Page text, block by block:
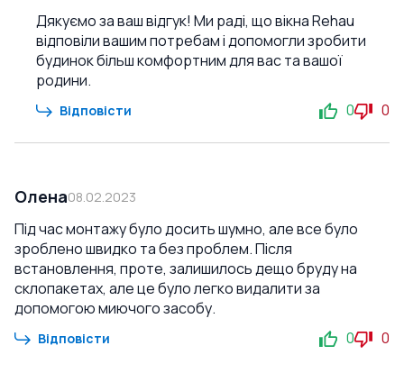
Дякуємо за ваш відгук! Ми раді, що вікна Rehau
відповіли вашим потребам і допомогли зробити
будинок більш комфортним для вас та вашої
родини.
Відповісти 0 0
Олена08.02.2023
Під час монтажу було досить шумно, але все було
зроблено швидко та без проблем. Після
встановлення, проте, залишилось дещо бруду на
склопакетах, але це було легко видалити за
допомогою миючого засобу.
Відповісти 0 0